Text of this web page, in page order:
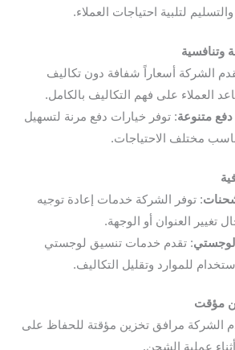
لتلبية احتياجات العملاء.
وتنافسية
الشركة أسعاراً شفافة دون تكاليف
العملاء على فهم التكاليف بالكامل.
متنوعة: توفر خيارات دفع مرنة لتسهيل
مختلف الاحتياجات.
: توفر الشركة خدمات إعادة توجيه
تغيير العنوان أو الوجهة.
: تقدم خدمات تنسيق لوجستي
للموارد وتقليل التكاليف.
مؤقت
الشركة مرافق تخزين مؤقتة للحفاظ على
عملية الشحن.